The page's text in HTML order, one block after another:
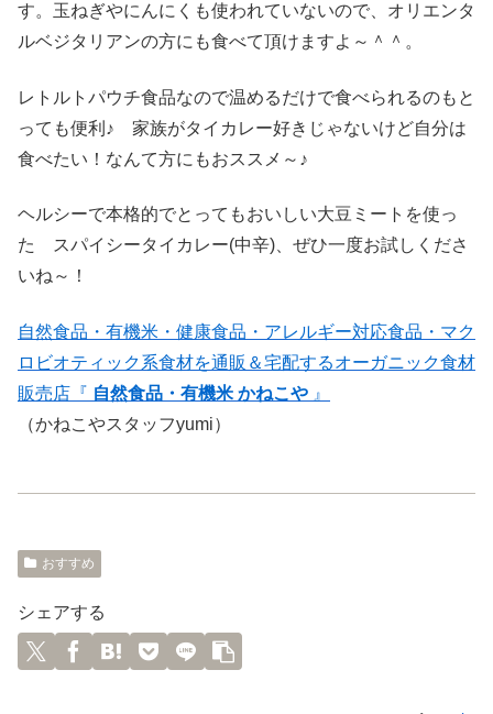
す。玉ねぎやにんにくも使われていないので、オリエンタ
ルベジタリアンの方にも食べて頂けますよ～＾＾。
レトルトパウチ食品なので温めるだけで食べられるのもと
っても便利♪ 家族がタイカレー好きじゃないけど自分は
食べたい！なんて方にもおススメ～♪
ヘルシーで本格的でとってもおいしい大豆ミートを使っ
た スパイシータイカレー(中辛)、ぜひ一度お試しくださ
いね～！
自然食品・有機米・健康食品・アレルギー対応食品・マク
ロビオティック系食材を通販＆宅配するオーガニック食材
販売店『 自然食品・有機米 かねこや 』
（かねこやスタッフyumi）
おすすめ
シェアする